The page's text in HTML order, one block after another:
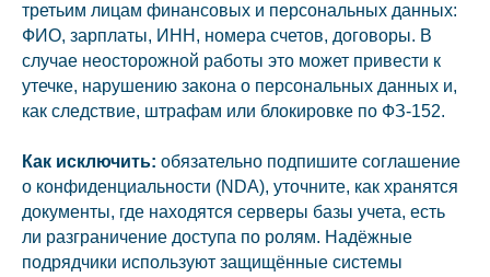
третьим лицам финансовых и персональных данных:
ФИО, зарплаты, ИНН, номера счетов, договоры. В
случае неосторожной работы это может привести к
утечке, нарушению закона о персональных данных и,
как следствие, штрафам или блокировке по ФЗ-152.
Как исключить: обязательно подпишите соглашение
о конфиденциальности (NDA), уточните, как хранятся
документы, где находятся серверы базы учета, есть
ли разграничение доступа по ролям. Надёжные
подрядчики используют защищённые системы